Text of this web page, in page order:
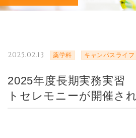
2025.02.13 薬学科 キャンパスライフ
2025年度長期実務実習
トセレモニーが開催さ